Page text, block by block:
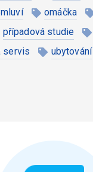
omáčka
případová studie
servis
ubytování